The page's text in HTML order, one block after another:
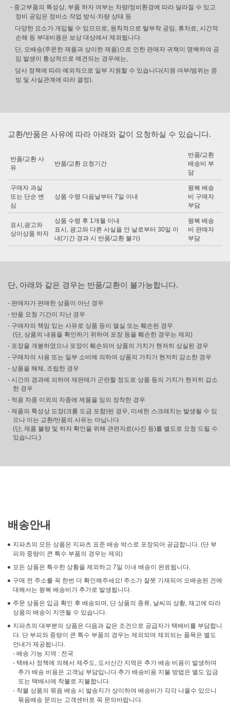
- 중고부품의 특성상, 부품 하자 여부는 차량/정비환경에 따라 달라질 수 있고
정비 공임은 정비소 작업 방식·차량 상태 등
다양한 요소가 개입될 수 있으므로, 원칙적으로 탈부착 공임, 휴차료, 시간적
손해 등 부대비용은 보상 대상에서 제외됩니다.
단, 오배송(주문한 제품과 상이한 제품)으로 인한 판매자 귀책이 명백하여 공
임 발생이 통상적으로 예견되는 경우에는,
당사 정책에 따라 예외적으로 일부 지원할 수 있습니다(지원 여부/범위는 증
빙 및 사실관계에 따라 결정).
교환/반품은 사유에 따라 아래와 같이 요청하실 수 있습니다.
반품/교환 사
유
반품/교환 요청기간
반품/교환
배송비 부
담
구매자 과실
또는 단순 변
심
상품 수령 다음날부터 7일 이내
왕복 배송
비 구매자
부담
표시,광고와
상이상품 하자
상품 수령 후 1개월 이내
표시, 광고와 다른 사실을 안 날로부터 30일 이
내(기간 경과 시 반품/교환 불가)
왕복 배송
비 판매자
부담
단, 아래와 같은 경우는 반품/교환이 불가능합니다.
- 판매자가 판매한 상품이 아닌 경우
- 반품 요청 기간이 지난 경우
- 구매자의 책임 있는 사유로 상품 등이 멸실 또는 훼손된 경우
(단, 상품의 내용을 확인하기 위하여 포장 등을 훼손한 경우는 제외)
- 포장을 개봉하였으나 포장이 훼손되어 상품의 가치가 현저히 상실된 경우
- 구매자의 사용 또는 일부 소비에 의하여 상품의 가치가 현저히 감소한 경우
- 상품을 해체, 조립한 경우
- 시간의 경과에 의하여 재판매가 곤란할 정도로 상품 등의 가치가 현저히 감소
한 경우
- 적용 차종 이외의 차종에 제품을 임의 장착한 경우
- 제품의 특성상 도장(크롬 도금 포함)된 경우, 미세한 스크래치는 발생될 수 있
으나 이는 교환/반품의 사유는 아닙니다.
(단, 제품 불량 및 하자 확인을 위해 관련자료(사진 등)를 별도로 요청 드릴 수
있습니다.)
배송안내
지파츠의 모든 상품은 지파츠 표준 배송 박스로 포장되어 공급합니다. (단 부
피와 중량이 큰 특수 부품의 경우는 제외)
모든 상품은 특수한 상황을 제외하고 7일 이내 배송이 완료됩니다.
구매 전 주소를 꼭 한번 더 확인해주세요! 주소가 잘못 기재되어 오배송된 건에
대해서는 왕복 배송비가 추가로 발생됩니다.
주문 상품은 입금 확인 후 배송되며, 단 상품의 종류, 날씨의 상황, 재고에 따라
상품의 배송이 지연될 수 있습니다.
지파츠의 대부분의 상품은 다음과 같은 조건으로 공급자가 택배비를 부담합니
다. 단 부피와 중량이 큰 특수 부품의 경우는 제외되며 제외되는 품목은 별도
안내가 제공됩니다.
- 배송 가능 지역 : 전국
- 택배사 정책에 의해서 제주도, 도서산간 지역은 추가 배송 비용이 발생하며
추가 배송 비용은 고객님 부담입니다.추가 배송비용 지불 방법은 별도 입금
또는 택배사에 착불로 지불합니다.
- 착불 상품의 묶음 배송 시 발송지가 상이하여 배송비가 각각 나올수 있으니
묶음배송 문의는 고객센터로 꼭 문의바랍니다.